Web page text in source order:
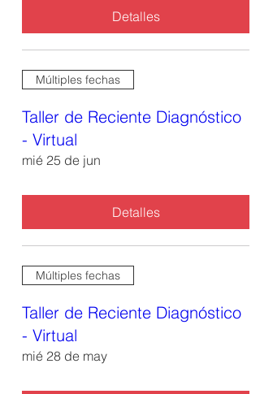
Detalles
Múltiples fechas
Taller de Reciente Diagnóstico
- Virtual
mié 25 de jun
Detalles
Múltiples fechas
Taller de Reciente Diagnóstico
- Virtual
mié 28 de may